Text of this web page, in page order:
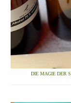
DIE MAGIE DER